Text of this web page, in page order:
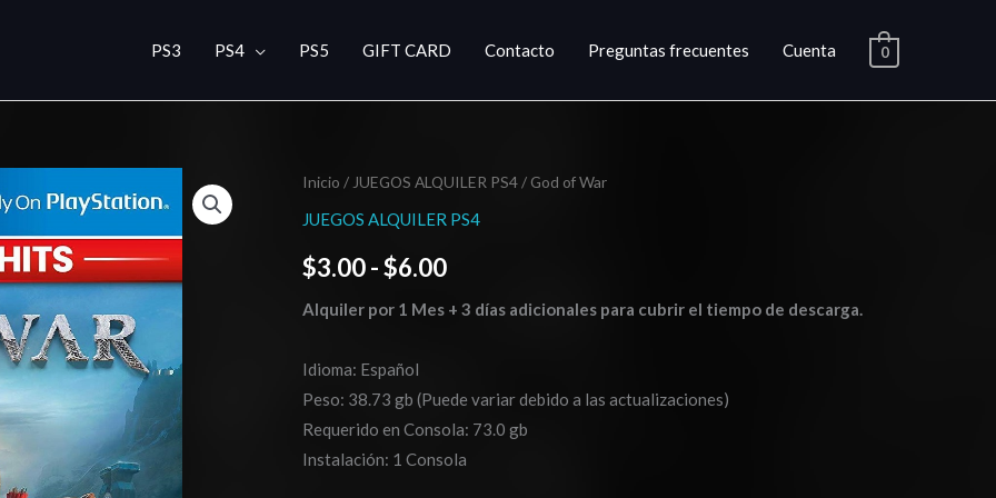
PS3 PS4 PS5 GIFT CARD Contacto Preguntas frecuentes Cuenta 0
Inicio / JUEGOS ALQUILER PS4/ God of War
JUEGOS ALQUILER PS4
$3.00-$6.00
Rango
de
precios:
hasta
$6.00
Alquiler por 1 Mes + 3 días adicionales para cubrir el tiempo de descarga.
Idioma: Español
Peso: 38.73 gb (Puede variar debido a las actualizaciones)
Requerido en Consola: 73.0 gb
Instalación: 1 Consola
God
of
cantidad